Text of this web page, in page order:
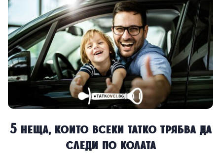
5 неща, които всеки татко трябва да
следи по колата